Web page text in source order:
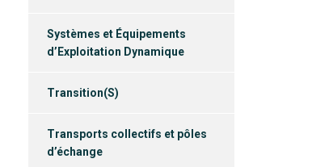
Systèmes et Équipements
d’Exploitation Dynamique
Transition(S)
Transports collectifs et pôles
d’échange